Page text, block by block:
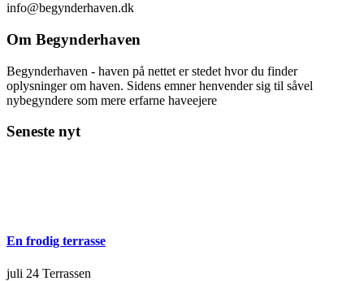
info@begynderhaven.dk
Om Begynderhaven
Begynderhaven - haven på nettet er stedet hvor du finder
oplysninger om haven. Sidens emner henvender sig til såvel
nybegyndere som mere erfarne haveejere
Seneste nyt
En frodig terrasse
juli 24 Terrassen